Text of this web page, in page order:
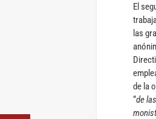
El
las
de la
“de